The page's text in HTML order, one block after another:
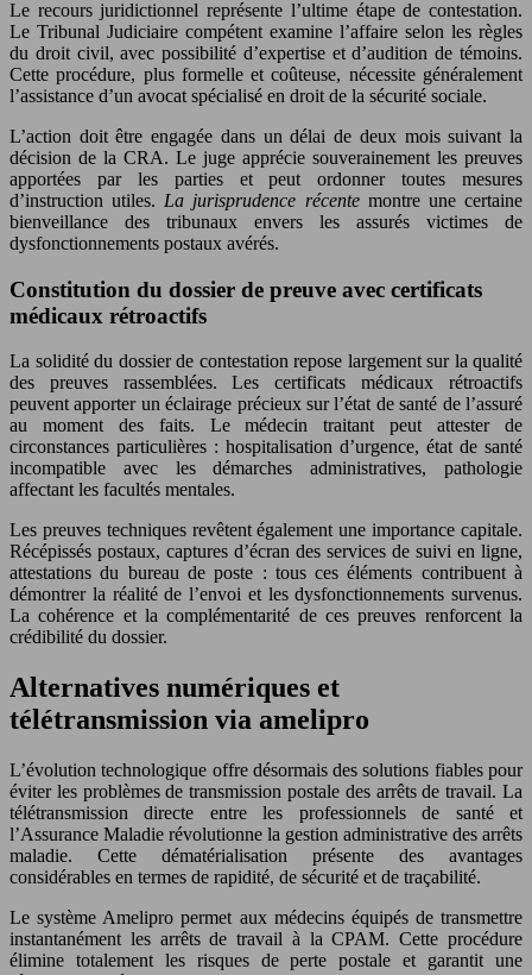
Le recours juridictionnel représente l’ultime étape de contestation.
Le Tribunal Judiciaire compétent examine l’affaire selon les règles
du droit civil, avec possibilité d’expertise et d’audition de témoins.
Cette procédure, plus formelle et coûteuse, nécessite généralement
l’assistance d’un avocat spécialisé en droit de la sécurité sociale.
L’action doit être engagée dans un délai de deux mois suivant la
décision de la CRA. Le juge apprécie souverainement les preuves
apportées par les parties et peut ordonner toutes mesures
d’instruction utiles. La jurisprudence récente montre une certaine
bienveillance des tribunaux envers les assurés victimes de
dysfonctionnements postaux avérés.
Constitution du dossier de preuve avec certificats
médicaux rétroactifs
La solidité du dossier de contestation repose largement sur la qualité
des preuves rassemblées. Les certificats médicaux rétroactifs
peuvent apporter un éclairage précieux sur l’état de santé de l’assuré
au moment des faits. Le médecin traitant peut attester de
circonstances particulières : hospitalisation d’urgence, état de santé
incompatible avec les démarches administratives, pathologie
affectant les facultés mentales.
Les preuves techniques revêtent également une importance capitale.
Récépissés postaux, captures d’écran des services de suivi en ligne,
attestations du bureau de poste : tous ces éléments contribuent à
démontrer la réalité de l’envoi et les dysfonctionnements survenus.
La cohérence et la complémentarité de ces preuves renforcent la
crédibilité du dossier.
Alternatives numériques et
télétransmission via amelipro
L’évolution technologique offre désormais des solutions fiables pour
éviter les problèmes de transmission postale des arrêts de travail. La
télétransmission directe entre les professionnels de santé et
l’Assurance Maladie révolutionne la gestion administrative des arrêts
maladie. Cette dématérialisation présente des avantages
considérables en termes de rapidité, de sécurité et de traçabilité.
Le système Amelipro permet aux médecins équipés de transmettre
instantanément les arrêts de travail à la CPAM. Cette procédure
élimine totalement les risques de perte postale et garantit une